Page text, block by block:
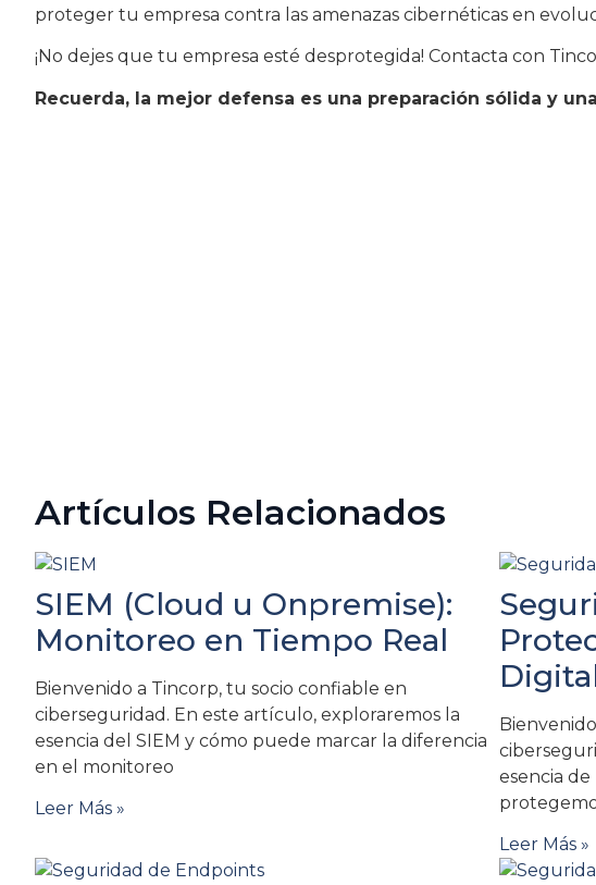
proteger tu empresa contra las amenazas cibernéticas en
¡No dejes que tu empresa esté desprotegida! Contacta con
Recuerda, la mejor defensa es una preparación sólida y
Artículos Relacionados
SIEM (Cloud u Onpremise):
Monitoreo en Tiempo Real
Bienvenido a Tincorp, tu socio confiable en
ciberseguridad. En este artículo, exploraremos la
esencia del SIEM y cómo puede marcar la diferencia
en el monitoreo
Leer Más »
esencia
Leer Más »